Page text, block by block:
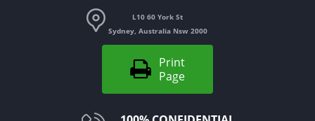
L10 60 York St
Sydney, Australia Nsw 2000
Print
Page